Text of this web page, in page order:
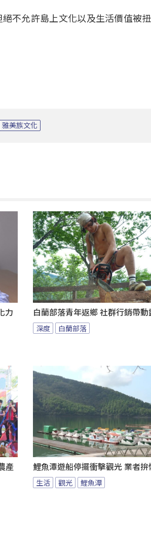
不允許島上文化以及生活價值被扭
雅美族文化
力
白蘭部落青年返鄉 社群行銷帶動
深度 白蘭部落
產 鯉魚潭遊船停擺衝擊觀光 業者拚
生活 觀光 鯉魚潭